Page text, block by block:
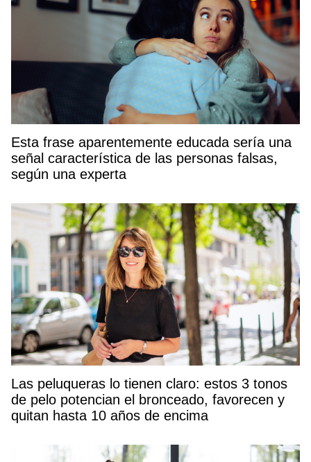
Esta frase aparentemente educada sería una
señal característica de las personas falsas,
según una experta
Las peluqueras lo tienen claro: estos 3 tonos
de pelo potencian el bronceado, favorecen y
quitan hasta 10 años de encima